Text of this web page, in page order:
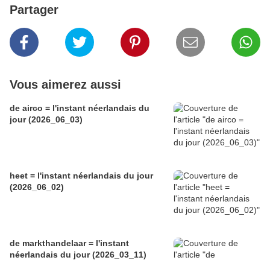
Partager
Vous aimerez aussi
de airco = l'instant néerlandais du
jour (2026_06_03)
heet = l'instant néerlandais du jour
(2026_06_02)
de markthandelaar = l'instant
néerlandais du jour (2026_03_11)